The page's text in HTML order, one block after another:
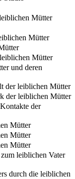
Mütter
Mütter
Mütter
und deren
der leiblichen Mütter
der leiblichen Mütter
der
Mütter
Mütter
Mütter
leiblichen Vater
durch die leiblichen